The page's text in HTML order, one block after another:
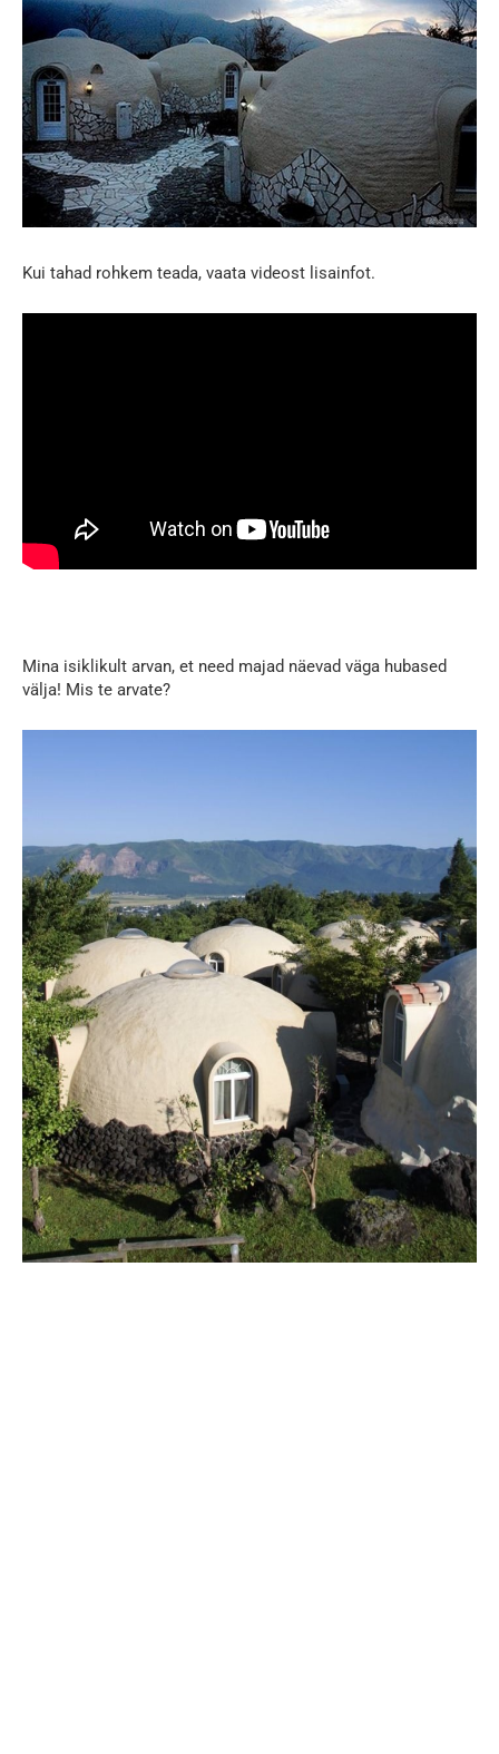
Kui tahad rohkem teada, vaata videost lisainfot.
Mina isiklikult arvan, et need majad näevad väga hubased
välja! Mis te arvate?